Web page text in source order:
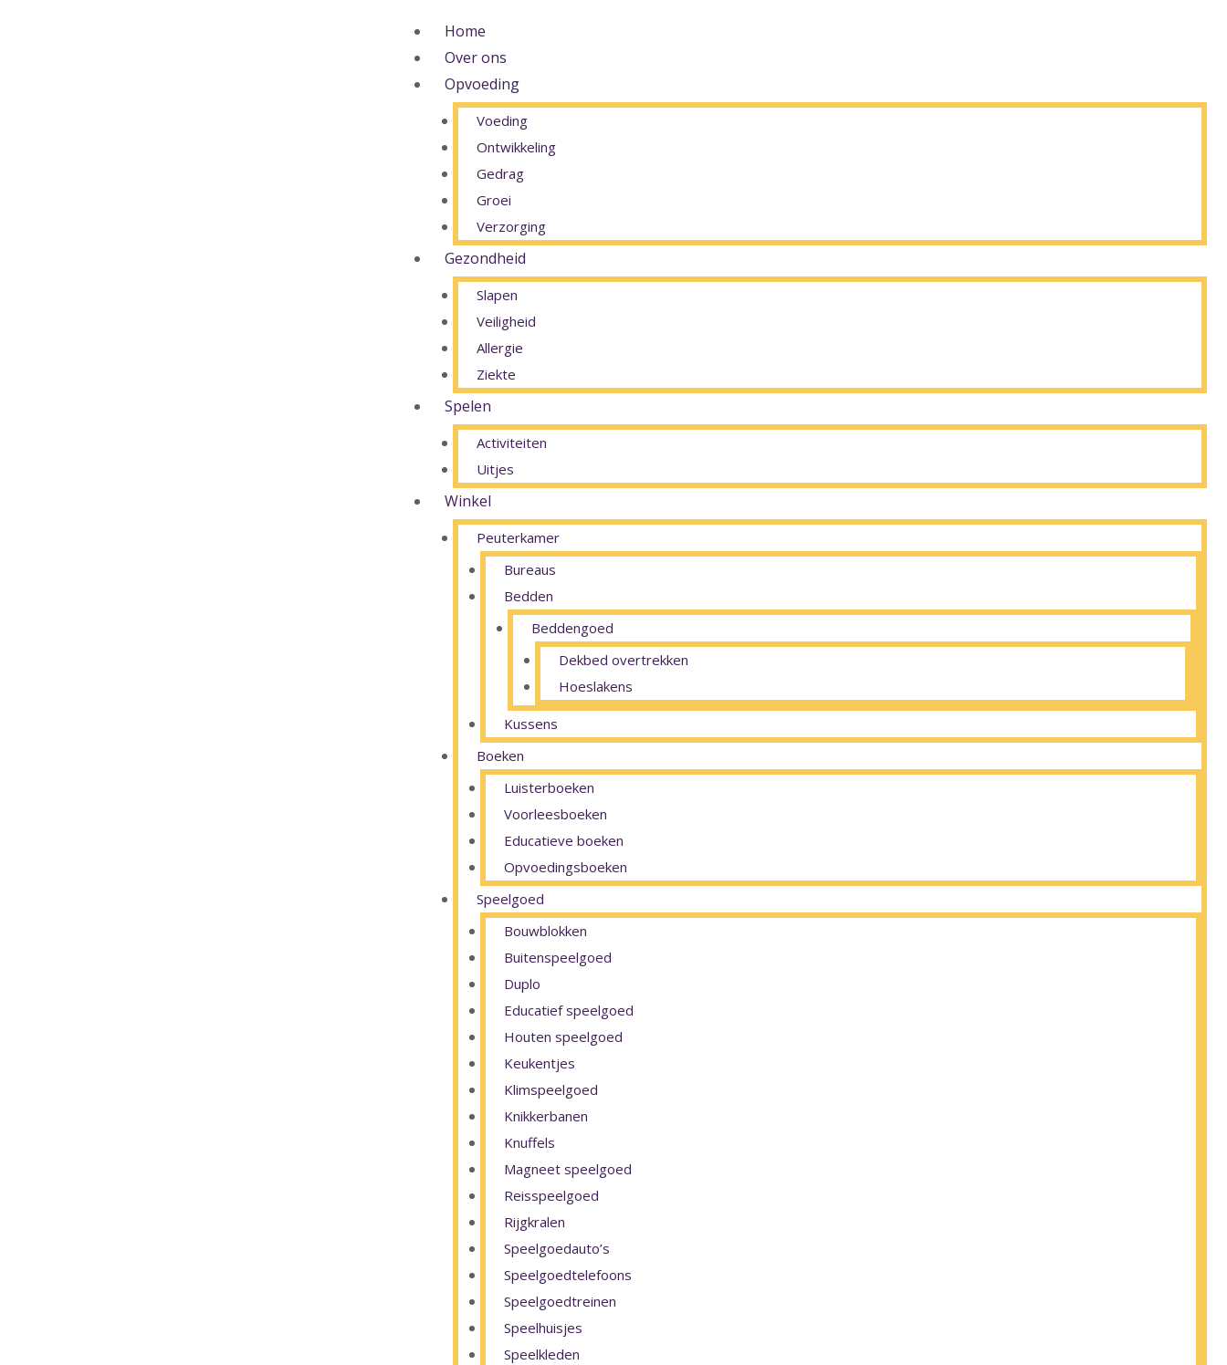
Home
Over ons
Opvoeding
Voeding
Ontwikkeling
Gedrag
Groei
Verzorging
Gezondheid
Slapen
Veiligheid
Allergie
Ziekte
Spelen
Activiteiten
Uitjes
Winkel
Peuterkamer
Bureaus
Bedden
Beddengoed
Dekbed overtrekken
Hoeslakens
Kussens
Boeken
Luisterboeken
Voorleesboeken
Educatieve boeken
Opvoedingsboeken
Speelgoed
Bouwblokken
Buitenspeelgoed
Duplo
Educatief speelgoed
Houten speelgoed
Keukentjes
Klimspeelgoed
Knikkerbanen
Knuffels
Magneet speelgoed
Reisspeelgoed
Rijgkralen
Speelgoedauto’s
Speelgoedtelefoons
Speelgoedtreinen
Speelhuisjes
Speelkleden